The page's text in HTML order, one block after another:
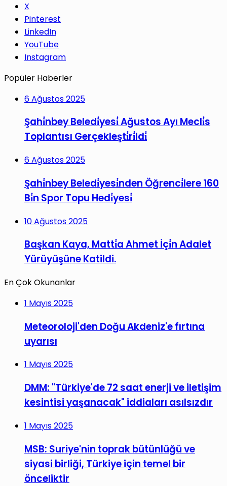
X
Pinterest
LinkedIn
YouTube
Instagram
Popüler Haberler
6 Ağustos 2025
Şahi̇nbey Beledi̇yesi̇ Ağustos Ayı Mecli̇s
Toplantısı Gerçekleşti̇ri̇ldi̇
6 Ağustos 2025
Şahi̇nbey Beledi̇yesi̇nden Öğrenci̇lere 160
Bi̇n Spor Topu Hedi̇yesi̇
10 Ağustos 2025
Başkan Kaya, Matti̇a Ahmet İçi̇n Adalet
Yürüyüşüne Katildi.
En Çok Okunanlar
1 Mayıs 2025
Meteoroloji'den Doğu Akdeniz'e fırtına
uyarısı
1 Mayıs 2025
DMM: "Türkiye'de 72 saat enerji ve iletişim
kesintisi yaşanacak" iddiaları asılsızdır
1 Mayıs 2025
MSB: Suriye'nin toprak bütünlüğü ve
siyasi birliği, Türkiye için temel bir
önceliktir